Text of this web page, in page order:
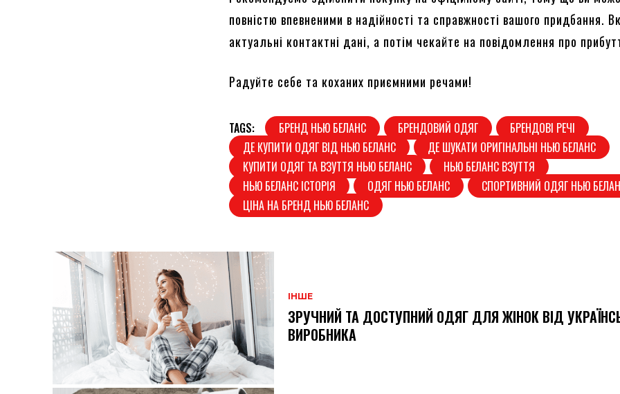
повністю впевненими в надійності та справжності вашого придбання.
актуальні контактні дані, а потім чекайте на повідомлення про
Радуйте себе та коханих приємними речами!
TAGS: БРЕНД НЬЮ БЕЛАНС БРЕНДОВИЙ ОДЯГ
БРЕНДОВІ РЕЧІ
ДЕ КУПИТИ ОДЯГ ВІД НЬЮ БЕЛАНС
ДЕ ШУКАТИ ОРИГІНАЛЬНІ НЬЮ БЕЛАНС
КУПИТИ ОДЯГ ТА ВЗУТТЯ НЬЮ БЕЛАНС
НЬЮ БЕЛАНС ВЗУТТЯ
НЬЮ БЕЛАНС ІСТОРІЯ
ОДЯГ НЬЮ БЕЛАНС
СПОРТИВНИЙ ОДЯГ НЬЮ
ЦІНА НА БРЕНД НЬЮ БЕЛАНС
ІНШЕ
ЗРУЧНИЙ ТА ДОСТУПНИЙ ОДЯГ ДЛЯ ЖІНОК ВІД
ВИРОБНИКА